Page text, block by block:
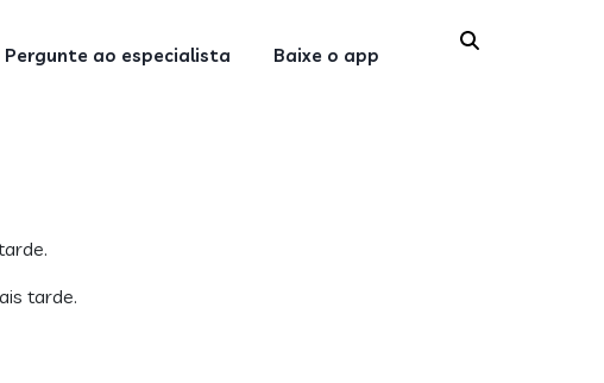
Pergunte ao especialista Baixe o app
tarde.